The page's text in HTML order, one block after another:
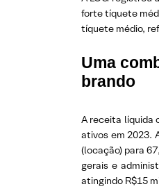
forte tíquete
tíquete médio,
Uma
brando
A receita líquida
ativos em 2023.
(locação) para
gerais e
atingindo R$15